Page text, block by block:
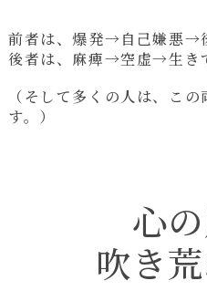
前者は、爆発→自己嫌悪→
後者は、麻痺→空虚→生き
（そして多くの人は、こ
す。）
心
吹き